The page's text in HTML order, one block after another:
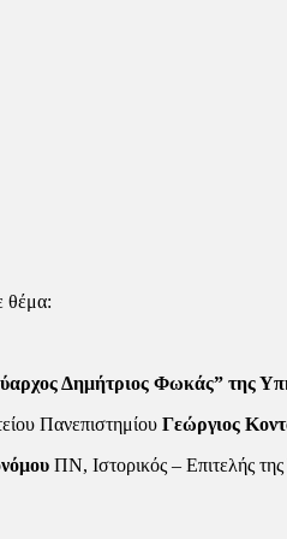
θέμα:
Δημήτριος Φωκάς” της
Πανεπιστημίου Γεώργιος
ΠΝ, Ιστορικός – Επιτελής